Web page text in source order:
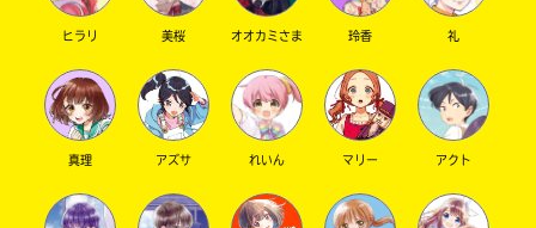
オフィシャルアカウント
ヒラリ 美桜 オオカミさま 玲香 礼
真理 アズサ れいん マリー アクト